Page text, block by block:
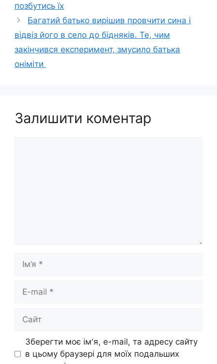
позбутись їх
Багатий батько вирішив провчити сина і
відвіз його в село до бідняків. Те, чим
закінчився експеримент, змусило батька
онiмiти
Залишити коментар
mail
Зберегти моє ім'я, e-mail, та адресу сайту
в цьому браузері для моїх подальших